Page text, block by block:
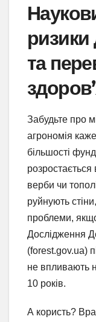
та
Забудьте про
агрономія
більшості
верби чи
руйнують
проблеми,
Дослідження
(forest.gov.ua)
не впливають
10 років.
А користь?